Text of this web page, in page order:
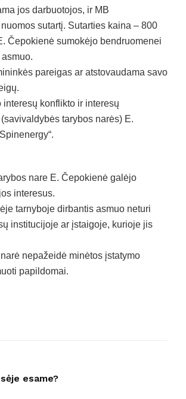
jos darbuotojos, ir MB
sutartį. Sutarties kaina – 800
Čepokienė sumokėjo bendruomenei
pareigas ar atstovaudama savo
konflikto ir interesų
tarybos narės) E.
nare E. Čepokienė galėjo
interesus.
tarnyboje dirbantis asmuo neturi
institucijoje ar įstaigoje, kurioje jis
nepažeidė minėtos įstatymo
papildomai.
esame?